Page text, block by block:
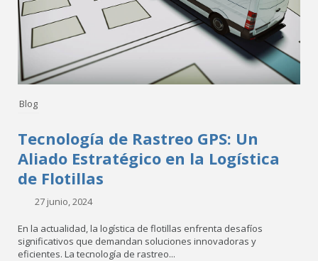
Blog
Tecnología de Rastreo GPS: Un
Aliado Estratégico en la Logística
de Flotillas
27 junio, 2024
En la actualidad, la logística de flotillas enfrenta desafíos
significativos que demandan soluciones innovadoras y
eficientes. La tecnología de rastreo...